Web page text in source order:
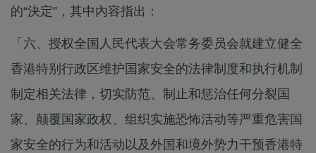
的“決定”，其中內容指出：
「六、授权全国人民代表大会常务委员会就建立健全
香港特别行政区维护国家安全的法律制度和执行机制
制定相关法律，切实防范、制止和惩治任何分裂国
家、颠覆国家政权、组织实施恐怖活动等严重危害国
家安全的行为和活动以及外国和境外势力干预香港特